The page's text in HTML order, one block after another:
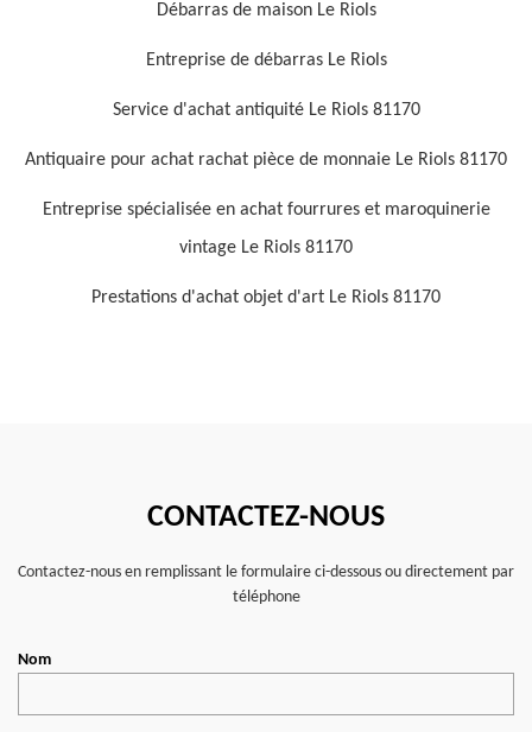
Débarras de maison Le Riols
Entreprise de débarras Le Riols
Service d'achat antiquité Le Riols 81170
Antiquaire pour achat rachat pièce de monnaie Le Riols 81170
Entreprise spécialisée en achat fourrures et maroquinerie
vintage Le Riols 81170
Prestations d'achat objet d'art Le Riols 81170
CONTACTEZ-NOUS
Contactez-nous en remplissant le formulaire ci-dessous ou directement par
téléphone
Nom